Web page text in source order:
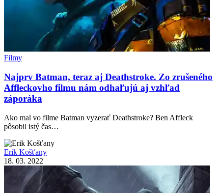
Filmy
Najprv Batman, teraz aj Deathstroke. Zo zrušeného
Affleckovho filmu nám odhaľujú aj vzhľad
záporáka
Ako mal vo filme Batman vyzerať Deathstroke? Ben Affleck
pôsobil istý čas…
Erik Košťany
18. 03. 2022